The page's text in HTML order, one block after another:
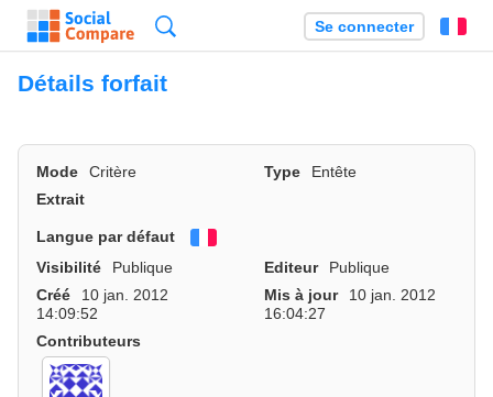
Se connecter
Détails forfait
Mode Critère Type
Entête
Extrait
Langue par défaut
Visibilité
Publique Editeur
Publique
Créé
10 jan. 2012
14:09:52
Mis à jour
10 jan. 2012
16:04:27
Contributeurs